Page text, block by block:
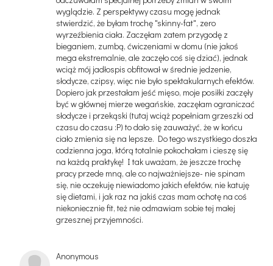
wyglądzie. Z perspektywy czasu mogę jednak
stwierdzić, że byłam trochę "skinny-fat", zero
wyrzeźbienia ciała. Zaczęłam zatem przygodę z
bieganiem, zumbą, ćwiczeniami w domu (nie jakoś
mega ekstremalnie, ale zaczęło coś się dziać), jednak
wciąż mój jadłospis obfitował w średnie jedzenie,
słodycze, czipsy, więc nie było spektakularnych efektów.
Dopiero jak przestałam jeść mięso, moje posiłki zaczęły
być w głównej mierze wegańskie, zaczęłam ograniczać
słodycze i przekąski (tutaj wciąż popełniam grzeszki od
czasu do czasu :P) to dało się zauważyć, że w końcu
ciało zmienia się na lepsze. Do tego wszystkiego doszła
codzienna joga, którą totalnie pokochałam i cieszę się
na każdą praktykę! I tak uważam, że jeszcze trochę
pracy przede mną, ale co najważniejsze- nie spinam
się, nie oczekuję niewiadomo jakich efektów, nie katuję
się dietami, i jak raz na jakiś czas mam ochotę na coś
niekoniecznie fit, też nie odmawiam sobie tej małej
grzesznej przyjemności.
Anonymous